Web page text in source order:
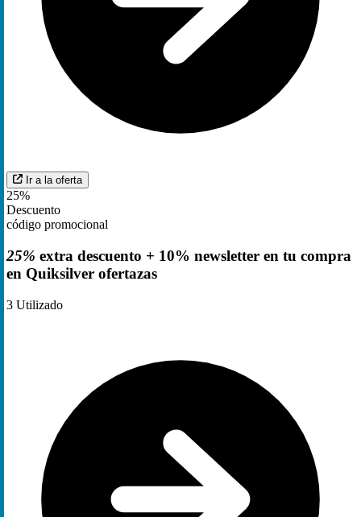
Ir a la oferta
25%
Descuento
código promocional
25% extra descuento + 10% newsletter en tu compra
en Quiksilver ofertazas
3 Utilizado